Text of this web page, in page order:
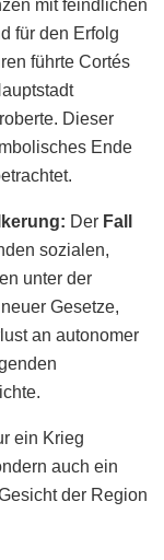
mit feindlichen
für den Erfolg
führte Cortés
Dieser
Ende
Der Fall
sozialen,
unter der
Gesetze,
an autonomer
ein Krieg
auch ein
der Region